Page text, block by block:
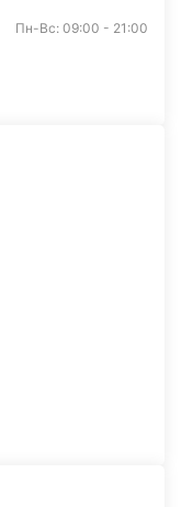
Пн-Вс: 09:00 - 21:00